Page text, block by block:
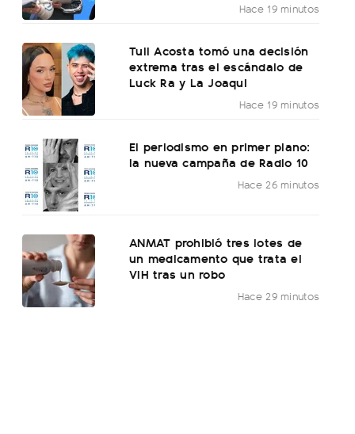
Hace 19 minutos
Tuli Acosta tomó una decisión
extrema tras el escándalo de
Luck Ra y La Joaqui
Hace 19 minutos
El periodismo en primer plano:
la nueva campaña de Radio 10
Hace 26 minutos
ANMAT prohibió tres lotes de
un medicamento que trata el
VIH tras un robo
Hace 29 minutos